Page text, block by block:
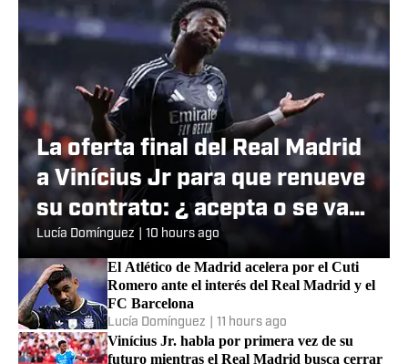
La oferta final del Real Madrid
a Vinícius Jr para que renueve
su contrato: ¿ acepta o se va
al Arsenal?
Lucía Domínguez 10 hours ago
El Atlético de Madrid acelera por el Cuti
Romero ante el interés del Real Madrid y el
FC Barcelona
Lucía Domínguez 11 hours ago
Vinícius Jr. habla por primera vez de su
futuro mientras el Real Madrid busca cerrar